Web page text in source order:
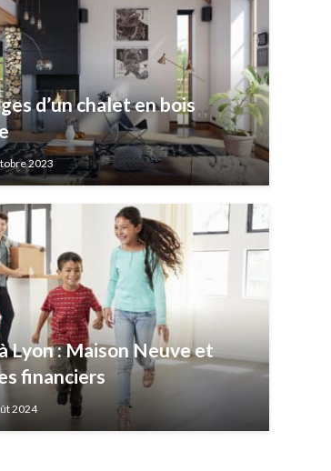
d’un chalet en bois
2023
Lyon : Maison Neuve et
financiers
2024